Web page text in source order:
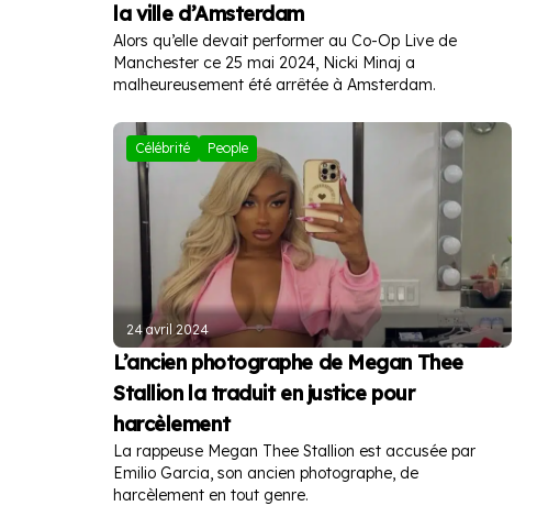
la ville d’Amsterdam
Alors qu’elle devait performer au Co-Op Live de
Manchester ce 25 mai 2024, Nicki Minaj a
malheureusement été arrêtée à Amsterdam.
Célébrité People
24 avril 2024
L’ancien photographe de Megan Thee
Stallion la traduit en justice pour
harcèlement
La rappeuse Megan Thee Stallion est accusée par
Emilio Garcia, son ancien photographe, de
harcèlement en tout genre.